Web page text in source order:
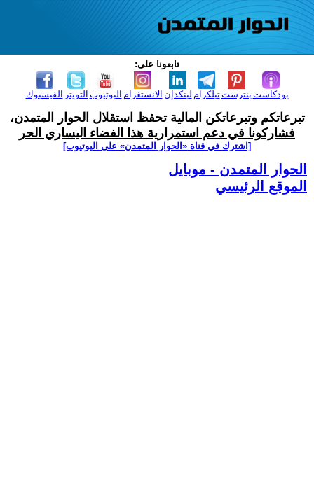
تابعونا على:
الفيسبوك التويتر اليوتيوب الانستغرام لينكدإن تيلكرامبنترست بودكاست
تبرعاتكم وتبرعاتكن المالية تحفظ استقلال الحوار المتمدن،
فشاركونا في دعم استمرارية هذا الفضاء اليساري الحر
[اشترك في قناة ‫«الحوار المتمدن» على اليوتيوب]
الحوار المتمدن - موبايل
الموقع الرئيسي